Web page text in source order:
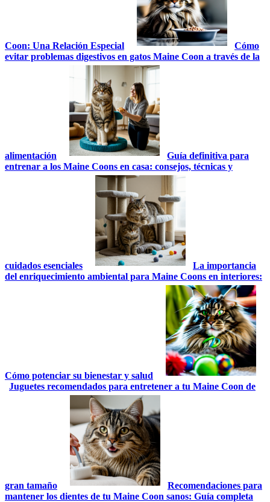
Coon: Una Relación Especial
Cómo
evitar problemas digestivos en gatos Maine Coon a través de la
alimentación
Guía definitiva para
entrenar a los Maine Coons en casa: consejos, técnicas y
cuidados esenciales
La importancia
del enriquecimiento ambiental para Maine Coons en interiores:
Cómo potenciar su bienestar y salud
Juguetes recomendados para entretener a tu Maine Coon de
gran tamaño
Recomendaciones para
mantener los dientes de tu Maine Coon sanos: Guía completa